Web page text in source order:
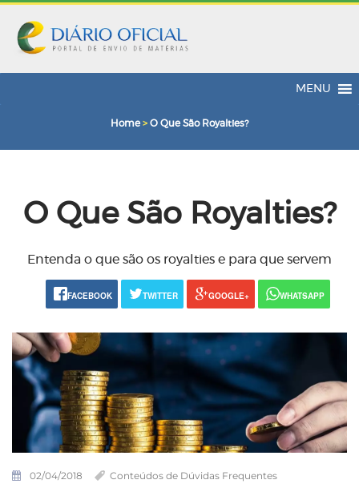
MENU
Home > O Que São Royalties?
O Que São Royalties?
Entenda o que são os royalties e para que servem
FACEBOOK TWITTER GOOGLE+ WHATSAPP
02/04/2018 Conteúdos de Dúvidas Frequentes